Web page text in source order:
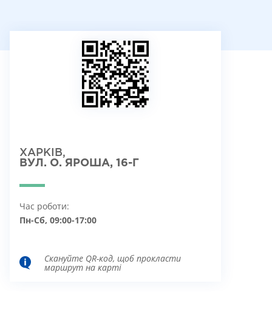
ХАРКІВ,
ВУЛ. О. ЯРОША, 16-Г
Час роботи:
Пн-Сб, 09:00-17:00
Скануйте QR-код, щоб прокласти
маршрут на карті